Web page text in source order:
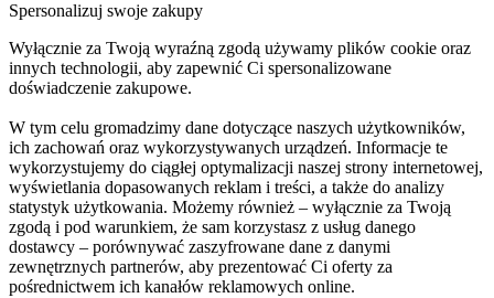
Spersonalizuj swoje zakupy
Wyłącznie za Twoją wyraźną zgodą używamy plików cookie oraz
innych technologii, aby zapewnić Ci spersonalizowane
doświadczenie zakupowe.
W tym celu gromadzimy dane dotyczące naszych użytkowników,
ich zachowań oraz wykorzystywanych urządzeń. Informacje te
wykorzystujemy do ciągłej optymalizacji naszej strony internetowej,
wyświetlania dopasowanych reklam i treści, a także do analizy
statystyk użytkowania. Możemy również – wyłącznie za Twoją
zgodą i pod warunkiem, że sam korzystasz z usług danego
dostawcy – porównywać zaszyfrowane dane z danymi
zewnętrznych partnerów, aby prezentować Ci oferty za
pośrednictwem ich kanałów reklamowych online.